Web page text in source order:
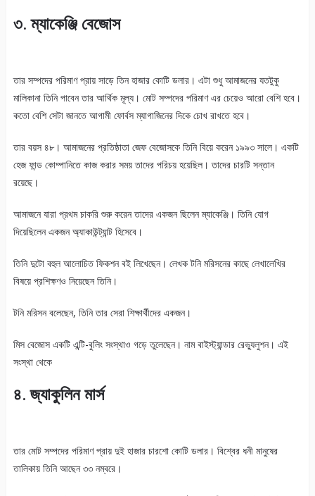
৩. ম্যাকেঞ্জি বেজোস
তার সম্পদের পরিমাণ প্রায় সাড়ে তিন হাজার কোটি ডলার। এটা শুধু আমাজনের যতটুকু
মালিকানা তিনি পাবেন তার আর্থিক মূল্য। মোট সম্পদের পরিমাণ এর চেয়েও আরো বেশি হবে।
কতো বেশি সেটা জানতে আগামী ফোর্বস ম্যাগাজিনের দিকে চোখ রাখতে হবে।
তার বয়স ৪৮। আমাজনের প্রতিষ্ঠাতা জেফ বেজোসকে তিনি বিয়ে করেন ১৯৯৩ সালে। একটি
হেজ ফান্ড কোম্পানিতে কাজ করার সময় তাদের পরিচয় হয়েছিল। তাদের চারটি সন্তান
রয়েছে।
আমাজনে যারা প্রথম চাকরি শুরু করেন তাদের একজন ছিলেন ম্যাকেঞ্জি। তিনি যোগ
দিয়েছিলেন একজন অ্যাকাউন্ট্যান্ট হিসেবে।
তিনি দুটো বহুল আলোচিত ফিকশন বই লিখেছেন। লেখক টনি মরিসনের কাছে লেখালেখির
বিষয়ে প্রশিক্ষণও নিয়েছেন তিনি।
টনি মরিসন বলেছেন, তিনি তার সেরা শিক্ষার্থীদের একজন।
মিস বেজোস একটি এন্টি-বুলিং সংস্থাও গড়ে তুলেছেন। নাম বাইস্ট্যান্ডার রেভ্যুলুশন। এই
সংস্থা থেকে
৪. জ্যাকুলিন মার্স
তার মোট সম্পদের পরিমাণ প্রায় দুই হাজার চারশো কোটি ডলার। বিশ্বের ধনী মানুষের
তালিকায় তিনি আছেন ৩৩ নম্বরে।